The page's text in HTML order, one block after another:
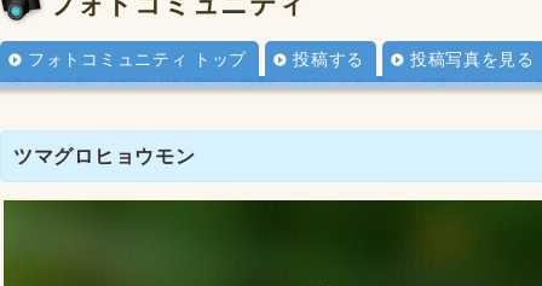
フォトコミュニティ トップ 投稿する 投稿写真を見る
ツマグロヒョウモン